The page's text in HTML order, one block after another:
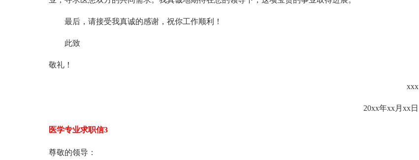
最后，请接受我真诚的感谢，祝你工作顺利！
此致
敬礼！
xxx
20xx年xx月xx日
医学专业求职信3
尊敬的领导：